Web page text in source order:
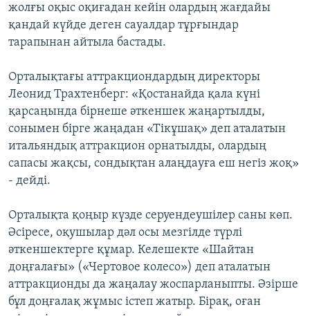
жолғы оқыс оқиғадан кейін олардың жағдайы
қандай күйде деген сауалдар тұрғындар
тарапынан айтыла бастады.
Орталықтағы аттракциондардың директоры
Леонид Трахтенберг: «Қостанайда қала күні
қарсаңында бірнеше әткеншек жаңартылды,
сонымен бірге жаңадан «Тікұшақ» деп аталатын
итальяндық аттракцион орнатылды, олардың
сапасы жақсы, сондықтан алаңдауға еш негіз жоқ»
- дейді.
Орталықта қоңыр күзде серуендеушілер саны көп.
Әсіресе, оқушылар дәл осы мезгілде түрлі
әткеншектерге құмар. Келешекте «Шайтан
доңғалағы» («Чертовое колесо») деп аталатын
аттракционды да жаңалау жоспарланыпты. Әзірше
бұл доңғалақ жұмыс істеп жатыр. Бірақ, оған